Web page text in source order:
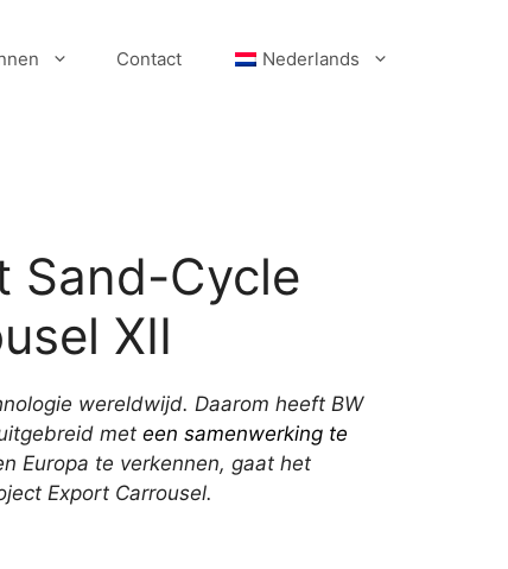
Contact Nederlands
Sand-Cycle
XII
wereldwijd. Daarom heeft BW
meteen samenwerking te
Europa te verkennen, gaat het
Export Carrousel.